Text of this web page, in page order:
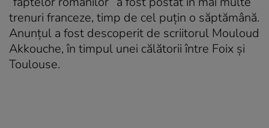
trenuri franceze, timp de cel puţin o săptămână.
Anunţul a fost descoperit de scriitorul Mouloud
Akkouche, în timpul unei călătorii între Foix şi
Toulouse.